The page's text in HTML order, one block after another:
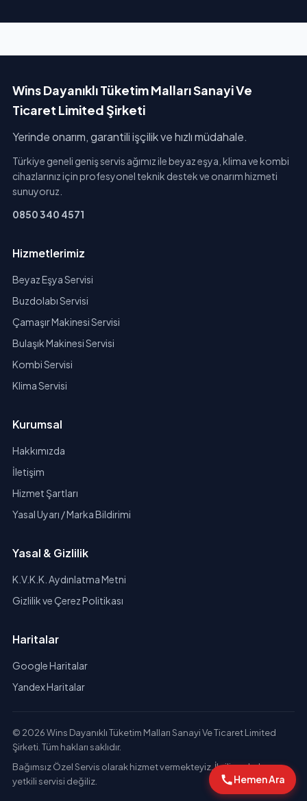
Wins Dayanıklı Tüketim Malları Sanayi Ve
Ticaret Limited Şirketi
Yerinde onarım, garantili işçilik ve hızlı müdahale.
Türkiye geneli geniş servis ağımız ile beyaz eşya, klima ve kombi
cihazlarınız için profesyonel teknik destek ve onarım hizmeti
sunuyoruz.
0850 340 4571
Hizmetlerimiz
Beyaz Eşya Servisi
Buzdolabı Servisi
Çamaşır Makinesi Servisi
Bulaşık Makinesi Servisi
Kombi Servisi
Klima Servisi
Kurumsal
Hakkımızda
İletişim
Hizmet Şartları
Yasal Uyarı / Marka Bildirimi
Yasal & Gizlilik
K.V.K.K. Aydınlatma Metni
Gizlilik ve Çerez Politikası
Haritalar
Google Haritalar
Yandex Haritalar
© 2026 Wins Dayanıklı Tüketim Malları Sanayi Ve Ticaret Limited
Şirketi. Tüm hakları saklıdır.
Bağımsız Özel Servis olarak hizmet vermekteyiz. İlgili markaların
yetkili servisi değiliz.
Hemen Ara